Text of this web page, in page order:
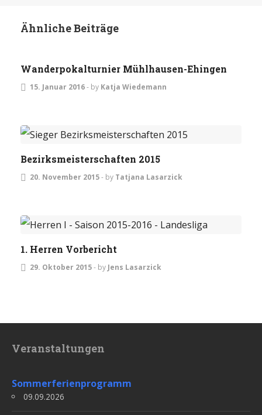
Ähnliche Beiträge
DAMEN TURNIERE
Wanderpokalturnier Mühlhausen-Ehingen
15. Januar 2016- by Katja Wiedemann
Bezirksmeisterschaften 2015
20. November 2015- by Tatjana Lasarzick
1. Herren Vorbericht
29. Oktober 2015- by Jens Lasarzick
Veranstaltungen
Sommerferienprogramm
09.09.2026